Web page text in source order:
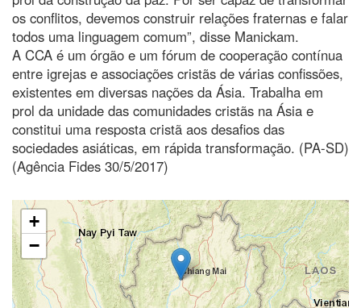
os conflitos, devemos construir relações fraternas e falar
todos uma linguagem comum”, disse Manickam.
A CCA é um órgão e um fórum de cooperação contínua
entre igrejas e associações cristãs de várias confissões,
existentes em diversas nações da Ásia. Trabalha em
prol da unidade das comunidades cristãs na Ásia e
constitui uma resposta cristã aos desafios das
sociedades asiáticas, em rápida transformação. (PA-SD)
(Agência Fides 30/5/2017)
+
−